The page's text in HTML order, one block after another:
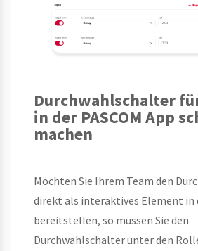
Durchwahlschalter
in der PASCOM App
machen
Möchten Sie Ihrem Team den
direkt als interaktives Element
bereitstellen, so müssen Sie den
Durchwahlschalter unter den